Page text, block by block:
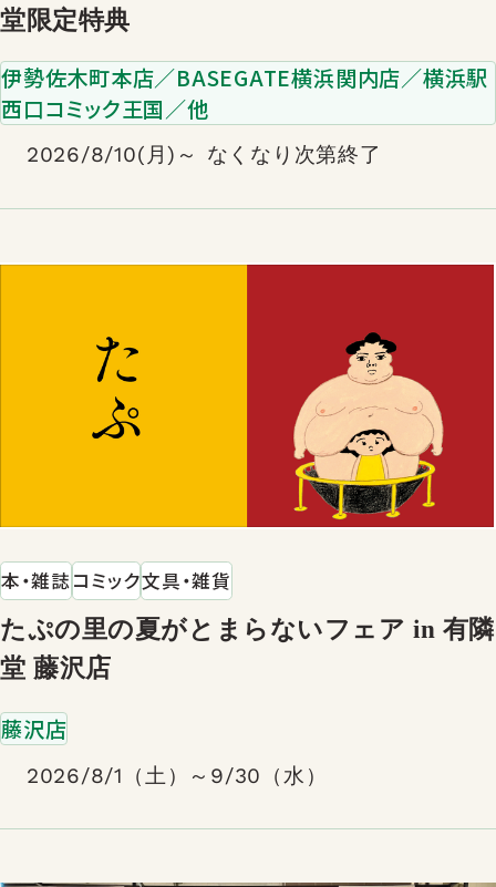
堂限定特典
伊勢佐木町本店／BASEGATE横浜関内店／横浜駅
西口コミック王国／他
2026/8/10(月)～ なくなり次第終了
本・雑誌 コミック文具・雑貨
たぷの里の夏がとまらないフェア in 有隣
堂 藤沢店
藤沢店
2026/8/1（土）～9/30（水）